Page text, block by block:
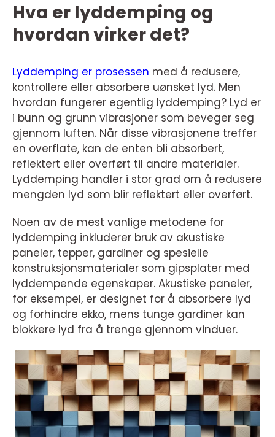
Hva er lyddemping og
hvordan virker det?
Lyddemping er prosessen med å redusere,
kontrollere eller absorbere uønsket lyd. Men
hvordan fungerer egentlig lyddemping? Lyd er
i bunn og grunn vibrasjoner som beveger seg
gjennom luften. Når disse vibrasjonene treffer
en overflate, kan de enten bli absorbert,
reflektert eller overført til andre materialer.
Lyddemping handler i stor grad om å redusere
mengden lyd som blir reflektert eller overført.
Noen av de mest vanlige metodene for
lyddemping inkluderer bruk av akustiske
paneler, tepper, gardiner og spesielle
konstruksjonsmaterialer som gipsplater med
lyddempende egenskaper. Akustiske paneler,
for eksempel, er designet for å absorbere lyd
og forhindre ekko, mens tunge gardiner kan
blokkere lyd fra å trenge gjennom vinduer.